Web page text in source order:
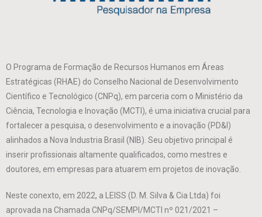
O Programa de Formação de Recursos Humanos em Áreas
Estratégicas (RHAE) do Conselho Nacional de Desenvolvimento
Científico e Tecnológico (CNPq), em parceria com o Ministério da
Ciência, Tecnologia e Inovação (MCTI), é uma iniciativa crucial para
fortalecer a pesquisa, o desenvolvimento e a inovação (PD&I)
alinhados a Nova Industria Brasil (NIB). Seu objetivo principal é
inserir profissionais altamente qualificados, como mestres e
doutores, em empresas para atuarem em projetos de inovação.
Neste conexto, em 2022, a LEISS (D. M. Silva & Cia Ltda) foi
aprovada na Chamada CNPq/SEMPI/MCTI nº 021/2021 –